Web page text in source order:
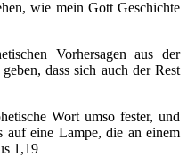
wie mein Gott Geschichte
Vorhersagen aus der
dass sich auch der Rest
Wort umso fester, und
eine Lampe, die an einem
1,19